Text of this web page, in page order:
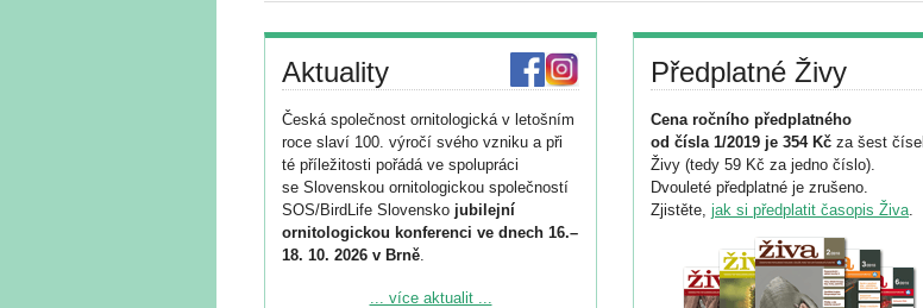
Aktuality
Česká společnost ornitologická v letošním
roce slaví 100. výročí svého vzniku a při
té příležitosti pořádá ve spolupráci
se Slovenskou ornitologickou společností
SOS/BirdLife Slovensko jubilejní
ornitologickou konferenci ve dnech 16.–
18. 10. 2026 v Brně.
Podrobnější informace ke konferenci
... více aktualit ...
Předplatné Živy
Cena ročního předplatného
od čísla 1/2019 je 354 Kč za šest čísel
Živy (tedy 59 Kč za jedno číslo).
Dvouleté předplatné je zrušeno.
Zjistěte, jak si předplatit časopis Živa.